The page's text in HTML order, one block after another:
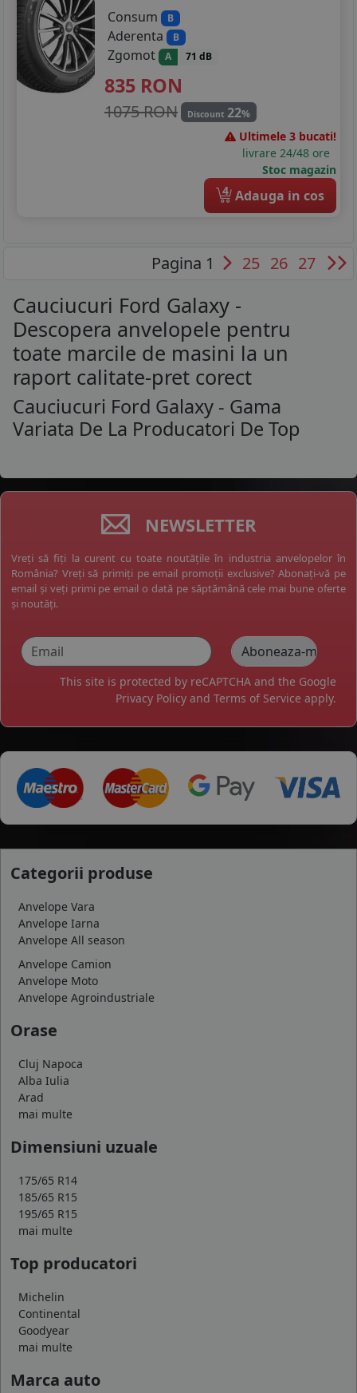
Consum
B
Aderenta B
Zgomot A 71 dB
835 RON
1075 RON Discount 22%
Ultimele 3 bucati!
livrare 24/48 ore
Stoc magazin
4 Adauga in cos
Pagina 1 25 26 27
Cauciucuri Ford Galaxy -
Descopera anvelopele pentru
toate marcile de masini la un
raport calitate-pret corect
Cauciucuri Ford Galaxy - Gama
Variata De La Producatori De Top
NEWSLETTER
Vreți să fiți la curent cu toate noutățile în industria anvelopelor în
România? Vreți să primiți pe email promoții exclusive? Abonați-vă pe
email și veți primi pe email o dată pe săptămână cele mai bune oferte
și noutăți.
This site is protected by reCAPTCHA and the Google
Privacy Policy and Terms of Service apply.
Categorii produse
Anvelope Vara
Anvelope Iarna
Anvelope All season
Anvelope Camion
Anvelope Moto
Anvelope Agroindustriale
Orase
Cluj Napoca
Alba Iulia
Arad
mai multe
Dimensiuni uzuale
175/65 R14
185/65 R15
195/65 R15
mai multe
Top producatori
Michelin
Continental
Goodyear
mai multe
Marca auto